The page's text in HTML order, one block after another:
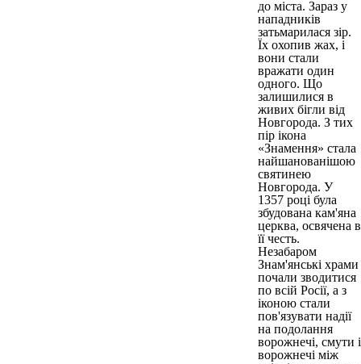
до міста. Зараз у
нападників
затьмарилася зір.
Їх охопив жах, і
вони стали
вражати один
одного. Що
залишилися в
живих бігли від
Новгорода. З тих
пір ікона
«Знамення» стала
найшанованішою
святинею
Новгорода. У
1357 році була
збудована кам'яна
церква, освячена в
її честь.
Незабаром
Знам'янські храми
почали зводитися
по всій Росії, а з
іконою стали
пов'язувати надії
на подолання
ворожнечі, смути і
ворожнечі між